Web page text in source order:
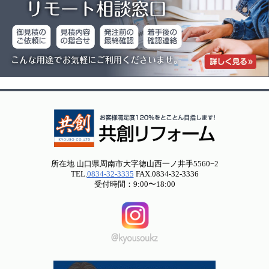
所在地 山口県周南市大字徳山西一ノ井手5560−2
TEL. 0834-32-3335 FAX.0834-32-3336
受付時間：9:00〜18:00